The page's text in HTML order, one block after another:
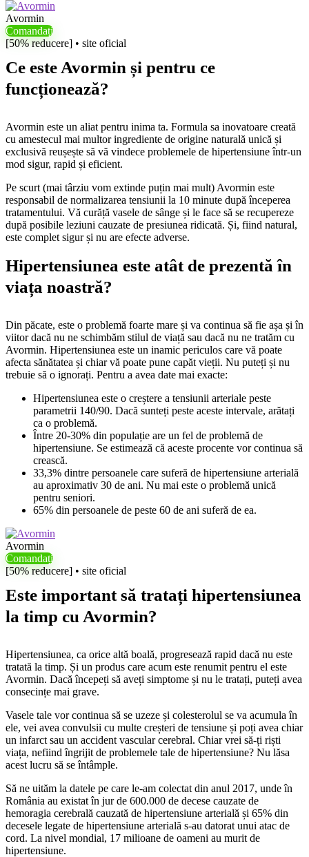
Avormin
Comandați
[50% reducere] • site oficial
Ce este Avormin și pentru ce
funcționează?
Avormin este un aliat pentru inima ta. Formula sa inovatoare creată
cu amestecul mai multor ingrediente de origine naturală unică și
exclusivă reușește să vă vindece problemele de hipertensiune într-un
mod sigur, rapid și eficient.
Pe scurt (mai târziu vom extinde puțin mai mult) Avormin este
responsabil de normalizarea tensiunii la 10 minute după începerea
tratamentului. Vă curăță vasele de sânge și le face să se recupereze
după posibile leziuni cauzate de presiunea ridicată. Și, fiind natural,
este complet sigur și nu are efecte adverse.
Hipertensiunea este atât de prezentă în
viața noastră?
Din păcate, este o problemă foarte mare și va continua să fie așa și în
viitor dacă nu ne schimbăm stilul de viață sau dacă nu ne tratăm cu
Avormin. Hipertensiunea este un inamic periculos care vă poate
afecta sănătatea și chiar vă poate pune capăt vieții. Nu puteți și nu
trebuie să o ignorați. Pentru a avea date mai exacte:
Hipertensiunea este o creștere a tensiunii arteriale peste
parametrii 140/90. Dacă sunteți peste aceste intervale, arătați
ca o problemă.
Între 20-30% din populație are un fel de problemă de
hipertensiune. Se estimează că aceste procente vor continua să
crească.
33,3% dintre persoanele care suferă de hipertensiune arterială
au aproximativ 30 de ani. Nu mai este o problemă unică
pentru seniori.
65% din persoanele de peste 60 de ani suferă de ea.
Avormin
Comandați
[50% reducere] • site oficial
Este important să tratați hipertensiunea
la timp cu Avormin?
Hipertensiunea, ca orice altă boală, progresează rapid dacă nu este
tratată la timp. Și un produs care acum este renumit pentru el este
Avormin. Dacă începeți să aveți simptome și nu le tratați, puteți avea
consecințe mai grave.
Vasele tale vor continua să se uzeze și colesterolul se va acumula în
ele, vei avea convulsii cu multe creșteri de tensiune și poți avea chiar
un infarct sau un accident vascular cerebral. Chiar vrei să-ți riști
viața, nefiind îngrijit de problemele tale de hipertensiune? Nu lăsa
acest lucru să se întâmple.
Să ne uităm la datele pe care le-am colectat din anul 2017, unde în
România au existat în jur de 600.000 de decese cauzate de
hemoragia cerebrală cauzată de hipertensiune arterială și 65% din
decesele legate de hipertensiune arterială s-au datorat unui atac de
cord. La nivel mondial, 17 milioane de oameni au murit de
hipertensiune.